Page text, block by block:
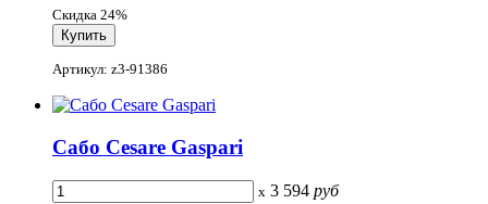
Скидка 24%
Артикул: z3-91386
Сабо Cesare Gaspari
x 3 594 руб